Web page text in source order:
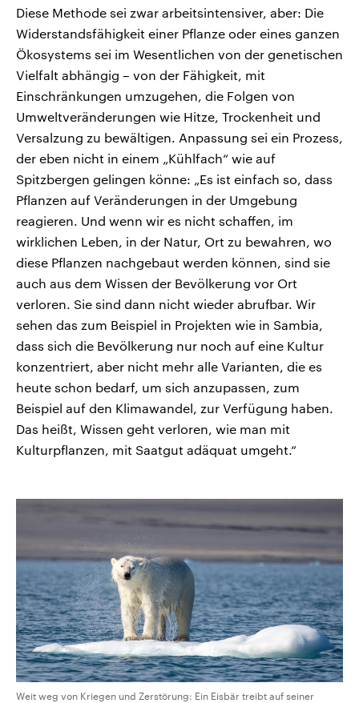
Diese Methode sei zwar arbeitsintensiver, aber: Die
Widerstandsfähigkeit einer Pflanze oder eines ganzen
Ökosystems sei im Wesentlichen von der genetischen
Vielfalt abhängig – von der Fähigkeit, mit
Einschränkungen umzugehen, die Folgen von
Umweltveränderungen wie Hitze, Trockenheit und
Versalzung zu bewältigen. Anpassung sei ein Prozess,
der eben nicht in einem „Kühlfach“ wie auf
Spitzbergen gelingen könne: „Es ist einfach so, dass
Pflanzen auf Veränderungen in der Umgebung
reagieren. Und wenn wir es nicht schaffen, im
wirklichen Leben, in der Natur, Ort zu bewahren, wo
diese Pflanzen nachgebaut werden können, sind sie
auch aus dem Wissen der Bevölkerung vor Ort
verloren. Sie sind dann nicht wieder abrufbar. Wir
sehen das zum Beispiel in Projekten wie in Sambia,
dass sich die Bevölkerung nur noch auf eine Kultur
konzentriert, aber nicht mehr alle Varianten, die es
heute schon bedarf, um sich anzupassen, zum
Beispiel auf den Klimawandel, zur Verfügung haben.
Das heißt, Wissen geht verloren, wie man mit
Kulturpflanzen, mit Saatgut adäquat umgeht.“
Weit weg von Kriegen und Zerstörung: Ein Eisbär treibt auf seiner